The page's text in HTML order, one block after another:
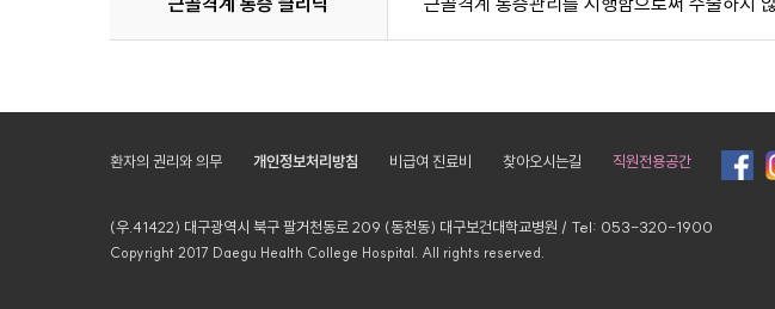
환자의 권리와 의무 개인정보처리방침 비급여 진료비 찾아오시는길 직원전용공간
(우.41422) 대구광역시 북구 팔거천동로 209 (동천동) 대구보건대학교병원 / Tel: 053-320-1900
Copyright 2017 Daegu Health College Hospital. All rights reserved.